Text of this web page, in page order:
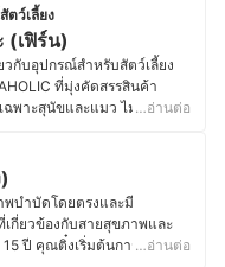
บเกี่ยวประสบการณ์ความรู้ใน
ข้าวมากมาย รวมทั้งบริหาร
ลิตภัณฑ์ข้าวที่มีคุณภาพให้แก่
โดยมีนโยบายที่เน้นการ
กับการใช้วิถีเกษตรอินทรีย์ที่
ฒน์ (หยก)
ห้คุณปุนคอยติดตามเทรนด์
งอาหารแมวแบบต่าง ๆ ที่
เสริมพัฒนาการ และอุปกรณ์ที่
ดยคุณปุนชอบลองใช้ผลิตภัณฑ์
แมวเพื่อให้มั่นใจว่าแมวมี
ากการดูแลแมวในชีวิตประจำ
งปันประสบการณ์เกี่ยวกับการ
ะเป็นมือใหม่ที่กำลังจะรับ
กอุปกรณ์และอาหารที่เหมาะ
นธ์ (ปุน)
ตว์เลี้ยง
เฟิร์น)
กับอุปกรณ์สำหรับสัตว์เลี้ยง
ที่มุ่งคัดสรรสินค้า
พาะสุนัขและแมว ไม่ว่าจะ
าแรกในประเทศไทยที่
ด้วยประสบการณ์ดูแลสัตว์
กที่มีต่อสัตว์ทุกชนิด คุณเฟิร์นจึง
และใจของสัตว์เลี้ยง โดย
อดภัยและมีคุณภาพสูง ยังมี
รรมและการดูแลสัตว์เลี้ยงอยู่
…อ่านต่อ
บำบัดโดยตรงและมี
กี่ยวข้องกับสายสุขภาพและ
15 ปี คุณติ๋งเริ่มต้นการดูแล
…อ่านต่อ